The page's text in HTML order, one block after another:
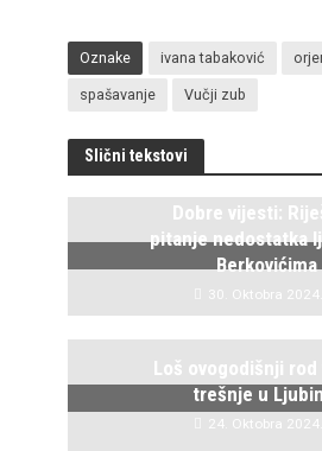
Oznake ivana tabaković
spašavanje Vučji zub
Slični tekstovi
Dobre vijesti:
pitanje nedostatka
Berkovićima
30. Oktobra 2024.
Loš ovogodišnji rod
trešnje u
24. Oktobra 2024.